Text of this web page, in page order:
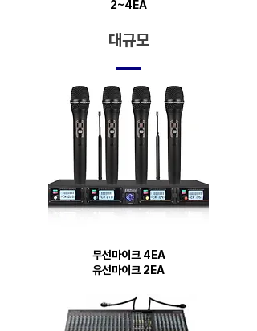
2~4EA
대규모
무선마이크 4EA
유선마이크 2EA